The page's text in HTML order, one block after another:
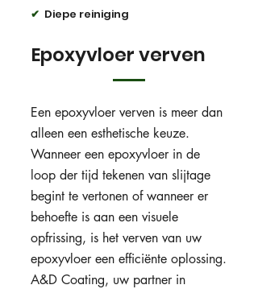
✔ Diepe reiniging
Epoxyvloer verven
Een epoxyvloer verven is meer dan
alleen een esthetische keuze.
Wanneer een epoxyvloer in de
loop der tijd tekenen van slijtage
begint te vertonen of wanneer er
behoefte is aan een visuele
opfrissing, is het verven van uw
epoxyvloer een efficiënte oplossing.
A&D Coating, uw partner in